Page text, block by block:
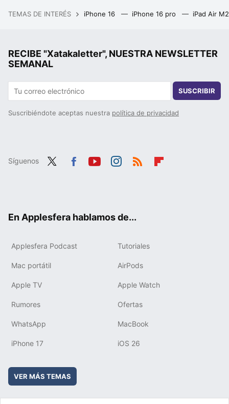
TEMAS DE INTERÉS iPhone 16 iPhone 16 pro iPad Air
RECIBE "Xatakaletter", NUESTRA NEWSLETTER
SEMANAL
SUSCRIBIR
Suscribiéndote aceptas nuestra política de privacidad
Síguenos
En Applesfera hablamos de...
Applesfera Podcast Tutoriales
Mac portátil AirPods
Apple TV Apple Watch
Rumores Ofertas
WhatsApp MacBook
iPhone 17 iOS 26
VER MÁS TEMAS